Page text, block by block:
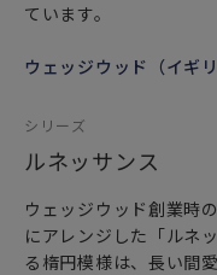
ています。
ウェッジウッド（イギ
シリーズ
ルネッサンス
ウェッジウッド創業時
にアレンジした「ルネ
る楕円模様は、長い間